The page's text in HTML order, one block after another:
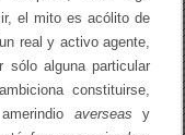
el mito es acólito de
real y activo agente,
alguna particular
constituirse,
averseasy